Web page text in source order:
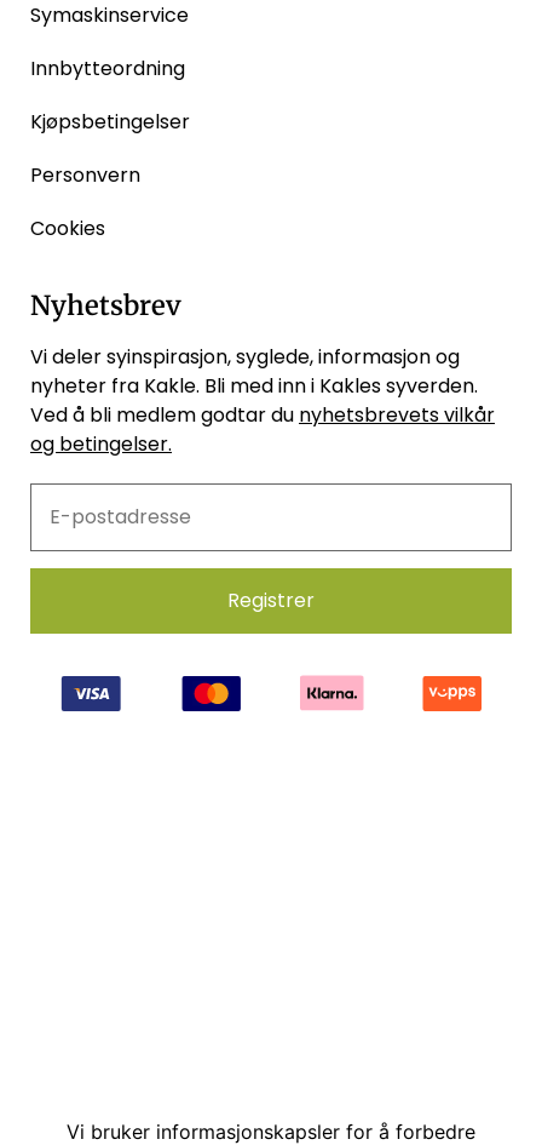
Symaskinservice
Innbytteordning
Kjøpsbetingelser
Personvern
Cookies
Nyhetsbrev
Vi deler syinspirasjon, syglede, informasjon og
nyheter fra Kakle. Bli med inn i Kakles syverden.
Ved å bli medlem godtar du nyhetsbrevets vilkår
og betingelser.